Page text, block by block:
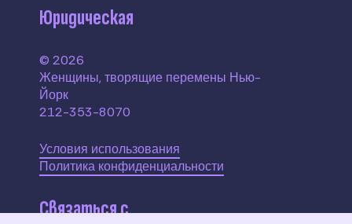
Юридическая
© 2026
Женщины, творящие перемены Нью-
Йорк
212-353-8070
Условия использования
Политика конфиденциальности
Связаться с